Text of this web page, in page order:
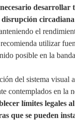
desarrollar
el
utilizar
posible en la
del sistema visual
contemplados en la
límites legales
que se pueden